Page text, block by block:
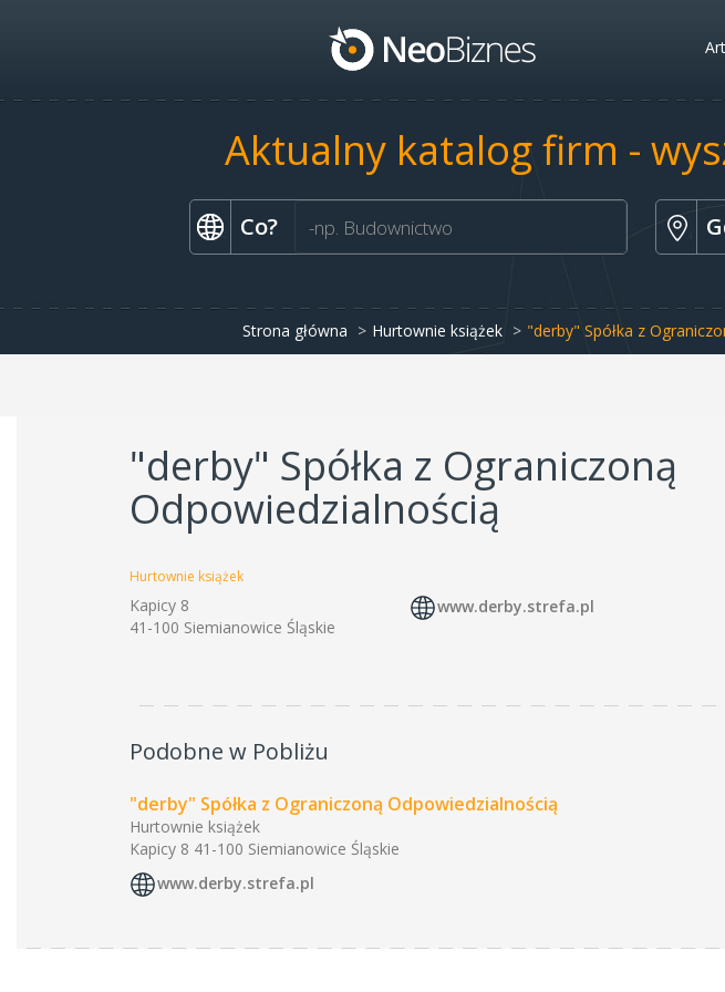
Aktualny katalog firm -
Co?
Strona główna Hurtownie książek "derby" Spółka z
"derby" Spółka z Ograniczoną
Odpowiedzialnością
Hurtownie książek
Kapicy 8
41-100 Siemianowice Śląskie
www.derby.strefa.pl
Podobne w Pobliżu
"derby" Spółka z Ograniczoną Odpowiedzialnością
Hurtownie książek
Kapicy 8 41-100 Siemianowice Śląskie
www.derby.strefa.pl